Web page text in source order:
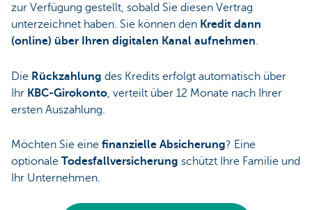
zur Verfügung gestellt, sobald Sie diesen Vertrag
unterzeichnet haben. Sie können den Kredit dann
(online) über Ihren digitalen Kanal aufnehmen.
Die Rückzahlung des Kredits erfolgt automatisch über
Ihr KBC-Girokonto, verteilt über 12 Monate nach Ihrer
ersten Auszahlung.
Möchten Sie eine finanzielle Absicherung? Eine
optionale Todesfallversicherung schützt Ihre Familie und
Ihr Unternehmen.